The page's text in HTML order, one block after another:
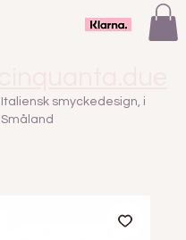
Italiensk smyckedesign, i
Småland